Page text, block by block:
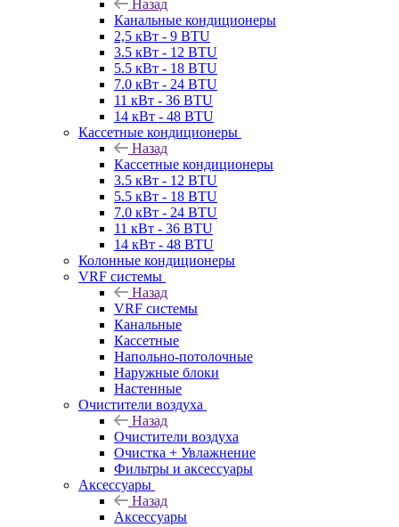
Назад
Канальные кондиционеры
2,5 кВт - 9 BTU
3.5 кВт - 12 BTU
5.5 кВт - 18 BTU
7.0 кВт - 24 BTU
11 кВт - 36 BTU
14 кВт - 48 BTU
Кассетные кондиционеры
Назад
Кассетные кондиционеры
3.5 кВт - 12 BTU
5.5 кВт - 18 BTU
7.0 кВт - 24 BTU
11 кВт - 36 BTU
14 кВт - 48 BTU
Колонные кондиционеры
VRF системы
Назад
VRF системы
Канальные
Кассетные
Напольно-потолочные
Наружные блоки
Настенные
Очистители воздуха
Назад
Очистители воздуха
Очистка + Увлажнение
Фильтры и аксессуары
Аксессуары
Назад
Аксессуары